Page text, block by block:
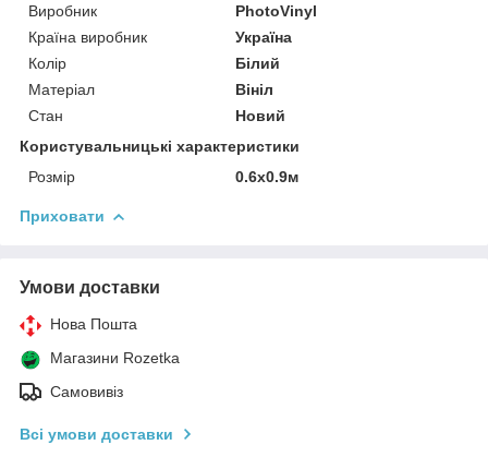
Виробник
PhotoVinyl
Країна виробник
Україна
Колір
Білий
Матеріал
Вініл
Стан
Новий
Користувальницькі характеристики
Розмір
0.6x0.9м
Приховати
Умови доставки
Нова Пошта
Магазини Rozetka
Самовивіз
Всі умови доставки